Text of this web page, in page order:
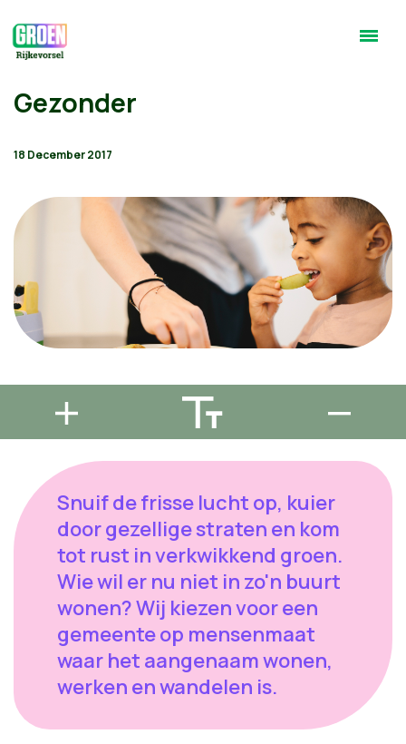
Gezonder
18 December 2017
Snuif de frisse lucht op, kuier
door gezellige straten en kom
tot rust in verkwikkend groen.
Wie wil er nu niet in zo'n buurt
wonen? Wij kiezen voor een
gemeente op mensenmaat
waar het aangenaam wonen,
werken en wandelen is.